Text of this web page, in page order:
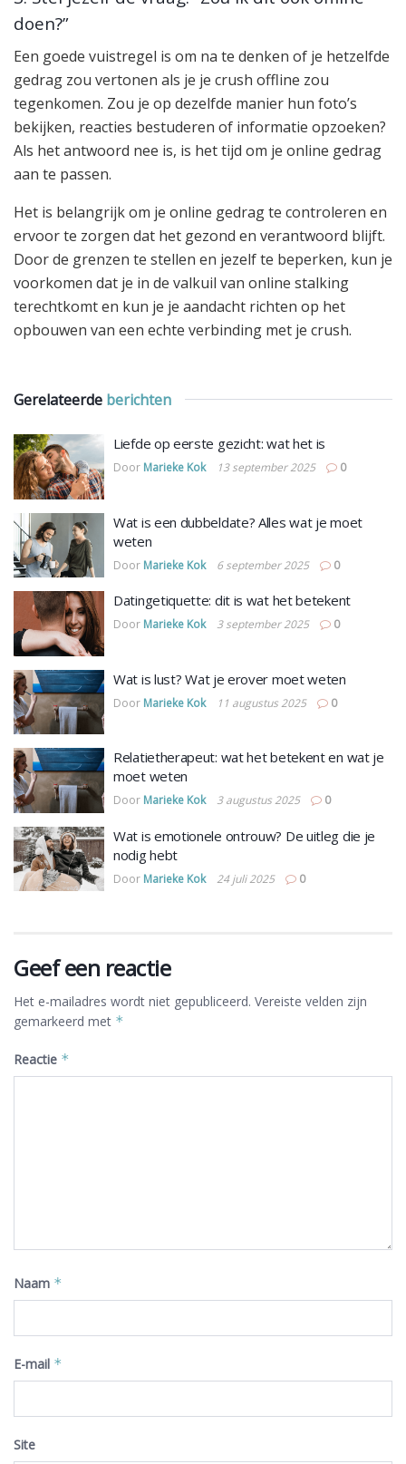
doen?”
Een goede vuistregel is om na te denken of je hetzelfde
gedrag zou vertonen als je je crush offline zou
tegenkomen. Zou je op dezelfde manier hun foto’s
bekijken, reacties bestuderen of informatie opzoeken?
Als het antwoord nee is, is het tijd om je online gedrag
aan te passen.
Het is belangrijk om je online gedrag te controleren en
ervoor te zorgen dat het gezond en verantwoord blijft.
Door de grenzen te stellen en jezelf te beperken, kun je
voorkomen dat je in de valkuil van online stalking
terechtkomt en kun je je aandacht richten op het
opbouwen van een echte verbinding met je crush.
Gerelateerde berichten
Liefde op eerste gezicht: wat het is
Door Marieke Kok 13 september 2025 0
Wat is een dubbeldate? Alles wat je moet
weten
Door Marieke Kok 6 september 2025 0
Datingetiquette: dit is wat het betekent
Door Marieke Kok 3 september 2025 0
Wat is lust? Wat je erover moet weten
Door Marieke Kok 11 augustus 2025 0
Relatietherapeut: wat het betekent en wat je
moet weten
Door Marieke Kok 3 augustus 2025 0
Wat is emotionele ontrouw? De uitleg die je
nodig hebt
Door Marieke Kok 24 juli 2025 0
Geef een reactie
Het e-mailadres wordt niet gepubliceerd. Vereiste velden zijn
gemarkeerd met *
Reactie *
Naam *
E-mail *
Site